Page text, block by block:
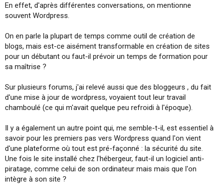
En effet, d'après différentes conversations, on mentionne
souvent Wordpress.
On en parle la plupart de temps comme outil de création de
blogs, mais est-ce aisément transformable en création de sites
pour un débutant ou faut-il prévoir un temps de formation pour
sa maîtrise ?
Sur plusieurs forums, j'ai relevé aussi que des bloggeurs , du fait
d'une mise à jour de wordpress, voyaient tout leur travail
chamboulé (ce qui m'avait quelque peu refroidi à l'époque).
Il y a également un autre point qui, me semble-t-il, est essentiel à
savoir pour les premiers pas vers Wordpress quand l'on vient
d'une plateforme où tout est pré-façonné : la sécurité du site.
Une fois le site installé chez l'hébergeur, faut-il un logiciel anti-
piratage, comme celui de son ordinateur mais mais que l'on
intègre à son site ?